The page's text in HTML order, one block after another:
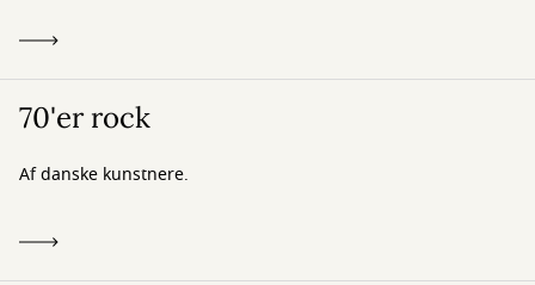
70'er rock
Af danske kunstnere.